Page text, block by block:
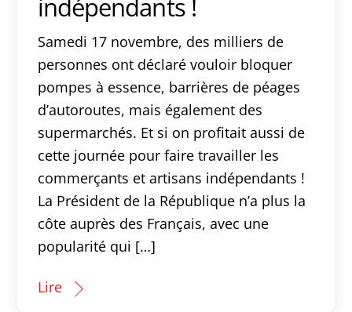
indépendants !
Samedi 17 novembre, des milliers de
personnes ont déclaré vouloir bloquer
pompes à essence, barrières de péages
d’autoroutes, mais également des
supermarchés. Et si on profitait aussi de
cette journée pour faire travailler les
commerçants et artisans indépendants !
La Président de la République n’a plus la
côte auprès des Français, avec une
popularité qui […]
Lire